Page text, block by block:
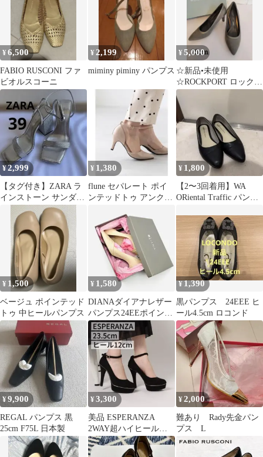
¥6,500
FABIO RUSCONI ファ
ビオルスコーニ
¥ 2,199
miminy piminy パンプス
¥5,000
☆新品•未使用
☆ROCKPORT ロックポ
ートグレー ハイヒール
¥2,999
【タグ付き】ZARA ラ
インストーン サンダル
シルバー 39（25.3cm）
¥ 1,380
flune セパレート ポイ
ンテッドトゥ アンクル
¥ 1,800
【2〜3回着用】WA
ORiental Traffic パンプ
¥ 1,500
ベージュ ポインテッド
トゥ 中ヒールパンプス
¥ 1,580
DIANAダイアナレザー
パンプス24EEポインテ
ッドヒールベージュ美
品日本製箱付
¥1,390
黒パンプス 24EEE ヒ
ール4.5cm ロコンド
¥9,900
REGAL パンプス 黒
25cm F75L 日本製
¥3,300
美品 ESPERANZA
2WAY超ハイヒール厚
底パンプス
¥2,000
難あり Rady先金パン
プス L